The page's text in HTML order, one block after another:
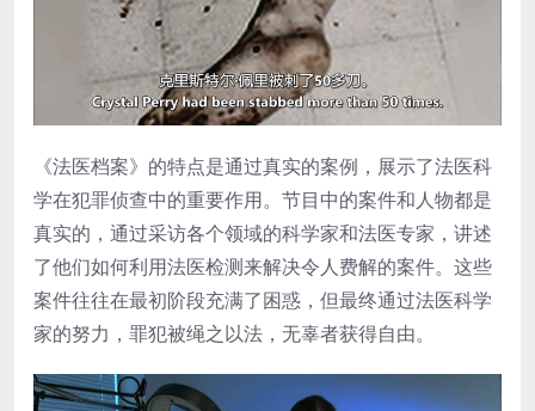
《法医档案》的特点是通过真实的案例，展示了法医科
学在犯罪侦查中的重要作用。节目中的案件和人物都是
真实的，通过采访各个领域的科学家和法医专家，讲述
了他们如何利用法医检测来解决令人费解的案件。这些
案件往往在最初阶段充满了困惑，但最终通过法医科学
家的努力，罪犯被绳之以法，无辜者获得自由。